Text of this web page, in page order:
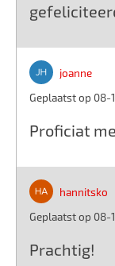
joanne
Geplaatst op 08-
Proficiat
hannitsko
Geplaatst op 08-
Prachtig!